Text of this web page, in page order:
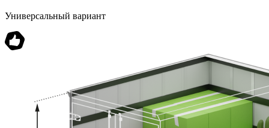
Универсальный вариант